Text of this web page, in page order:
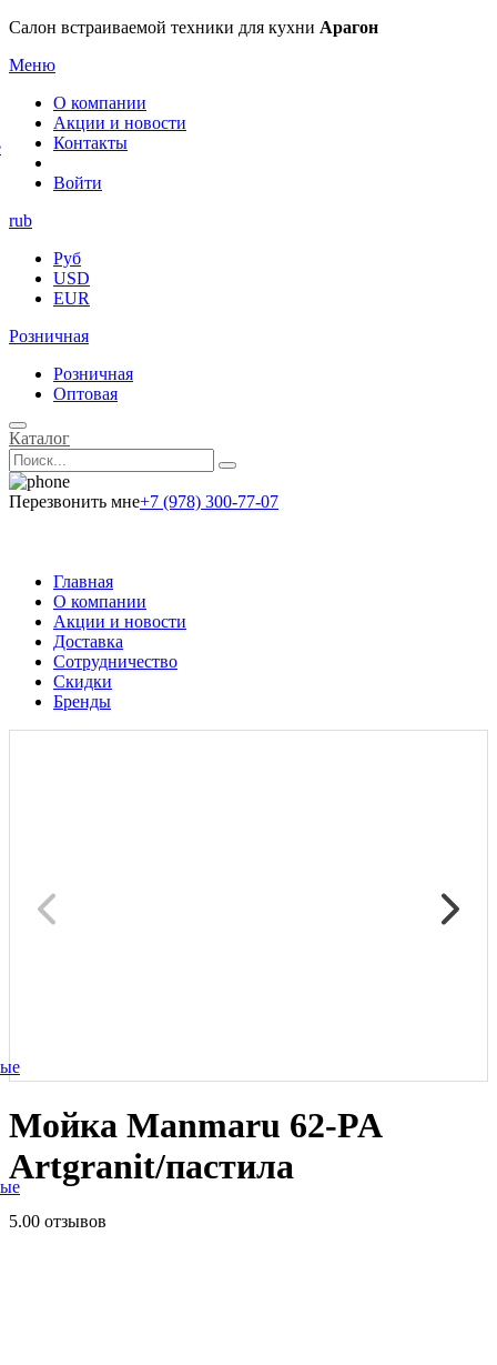
Салон встраиваемой техники для кухни Арагон
Меню
О компании
Акции и новости
Контакты
Войти
rub
Руб
USD
EUR
Розничная
Розничная
Оптовая
Каталог
Перезвонить мне+7 (978) 300-77-07
Главная
О компании
Акции и новости
Доставка
Сотрудничество
Скидки
Бренды
Мойка Manmaru 62-PA
Artgranit/пастила
5.00 отзывов